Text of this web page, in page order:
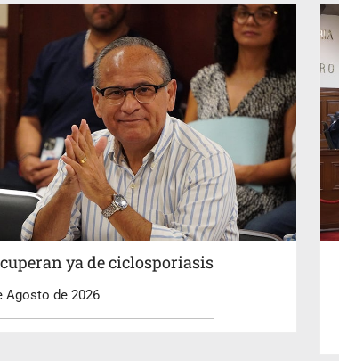
ya de ciclosporiasis
Agosto de 2026